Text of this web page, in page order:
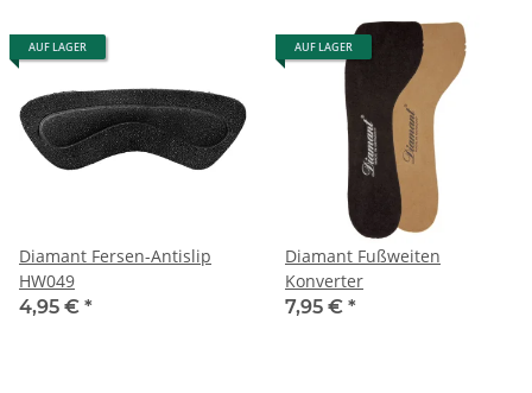
AUF LAGER
Diamant Fersen-Antislip
HW049
4,95 € *
AUF LAGER
Diamant Fußweiten
Konverter
7,95 € *